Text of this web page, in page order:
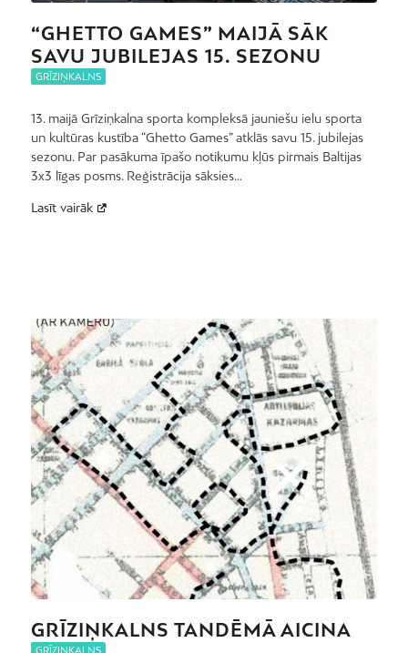
“GHETTO GAMES” MAIJĀ SĀK
SAVU JUBILEJAS 15. SEZONU
GRĪZIŅKALNS
13. maijā Grīziņkalna sporta kompleksā jauniešu ielu sporta
un kultūras kustība “Ghetto Games” atklās savu 15. jubilejas
sezonu. Par pasākuma īpašo notikumu kļūs pirmais Baltijas
3x3 līgas posms. Reģistrācija sāksies…
Lasīt vairāk
GRĪZIŅKALNS TANDĒMĀ AICINA
GRĪZIŅKALNS